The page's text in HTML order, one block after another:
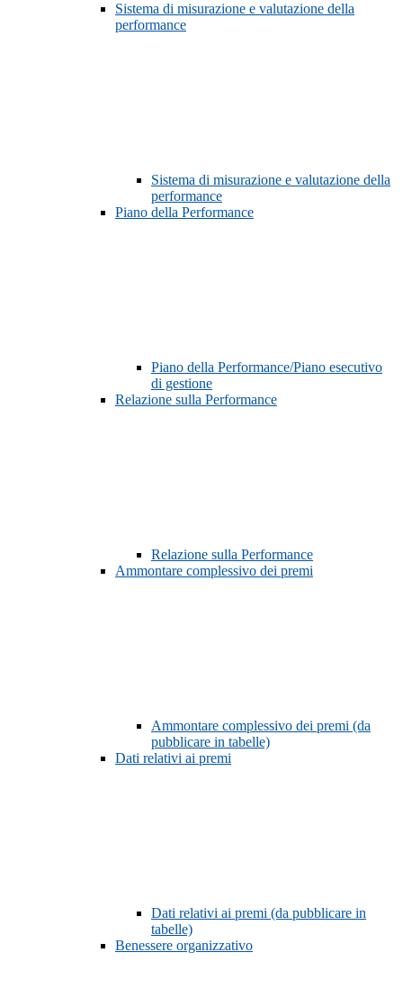
Sistema di misurazione e valutazione della
performance
Sistema di misurazione e valutazione della
performance
Piano della Performance
Piano della Performance/Piano esecutivo
di gestione
Relazione sulla Performance
Relazione sulla Performance
Ammontare complessivo dei premi
Ammontare complessivo dei premi (da
pubblicare in tabelle)
Dati relativi ai premi
Dati relativi ai premi (da pubblicare in
tabelle)
Benessere organizzativo